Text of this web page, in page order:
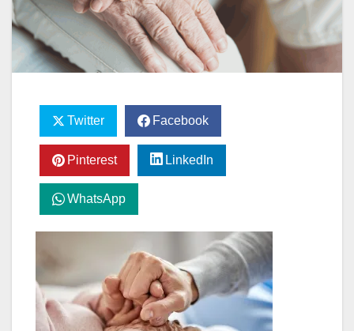
Twitter Facebook
Pinterest LinkedIn
WhatsApp